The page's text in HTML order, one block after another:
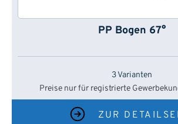
PP Bogen 67°
3 Varianten
Preise nur für registrierte
ZUR